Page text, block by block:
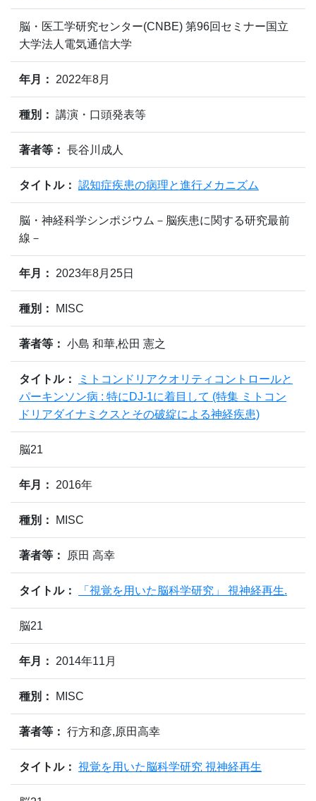
脳・医工学研究センター(CNBE) 第96回セミナー国立
大学法人電気通信大学
年月： 2022年8月
種別： 講演・口頭発表等
著者等： 長谷川成人
タイトル： 認知症疾患の病理と進行メカニズム
脳・神経科学シンポジウム－脳疾患に関する研究最前
線－
年月： 2023年8月25日
種別： MISC
著者等： 小島 和華,松田 憲之
タイトル：
ミトコンドリアクオリティコントロールと
パーキンソン病 : 特にDJ-1に着目して (特集 ミトコン
ドリアダイナミクスとその破綻による神経疾患)
脳21
年月： 2016年
種別： MISC
著者等： 原田 高幸
タイトル： 「視覚を用いた脳科学研究」 視神経再生.
脳21
年月： 2014年11月
種別： MISC
著者等： 行方和彦,原田高幸
タイトル： 視覚を用いた脳科学研究 視神経再生